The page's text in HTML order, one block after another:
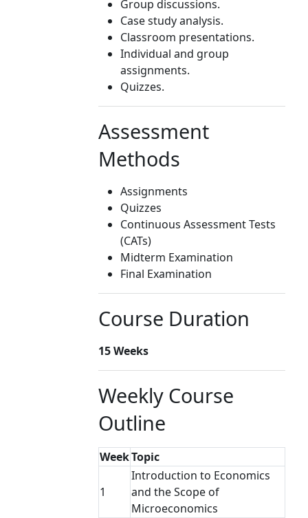
Group discussions.
Case study analysis.
Classroom presentations.
Individual and group
assignments.
Quizzes.
Assessment
Methods
Assignments
Quizzes
Continuous Assessment Tests
(CATs)
Midterm Examination
Final Examination
Course Duration
15 Weeks
Weekly Course
Outline
WeekTopic
1
Introduction to Economics
and the Scope of
Microeconomics